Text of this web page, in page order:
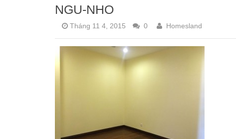
NGU-NHO
Tháng 11 4, 2015 0 Homesland